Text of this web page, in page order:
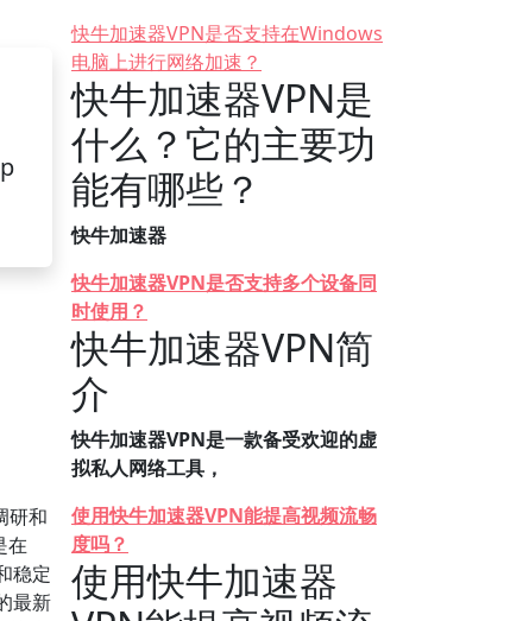
研和
在
稳定
最新
快牛加速器VPN是否支持在Windows
电脑上进行网络加速？
快牛加速器VPN是
什么？它的主要功
能有哪些？
快牛加速器
快牛加速器VPN是否支持多个设备同
时使用？
快牛加速器VPN简
介
快牛加速器VPN是一款备受欢迎的虚
拟私人网络工具，
使用快牛加速器VPN能提高视频流畅
度吗？
使用快牛加速器